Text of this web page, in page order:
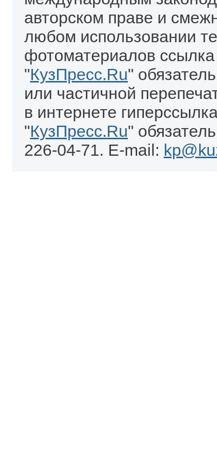
авторском праве и
любом использовании
фотоматериалов
"КузПресс.Ru"
или частичной
в интернете
"КузПресс.Ru"
226-04-71. E-mail: